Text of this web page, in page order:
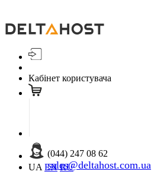
Кабінет користувача
(044) 247 08 62
sales@deltahost.com.ua
UA EN RU